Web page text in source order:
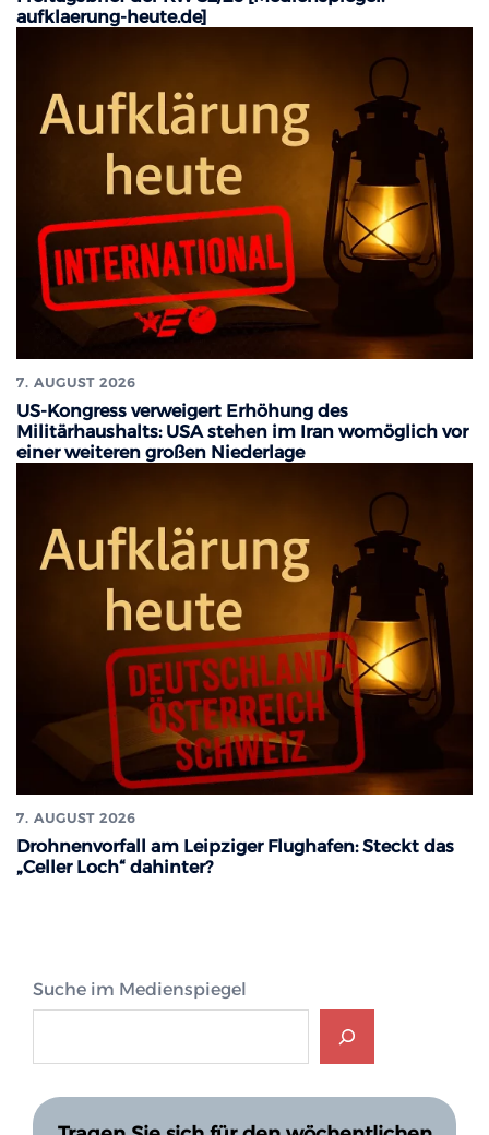
aufklaerung-heute.de]
7. AUGUST 2026
US-Kongress verweigert Erhöhung des
Militärhaushalts: USA stehen im Iran womöglich vor
einer weiteren großen Niederlage
7. AUGUST 2026
Drohnenvorfall am Leipziger Flughafen: Steckt das
„Celler Loch“ dahinter?
Suche im Medienspiegel